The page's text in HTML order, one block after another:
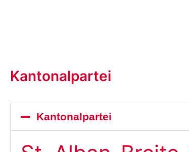
Kantonalpartei
Kantonalpartei